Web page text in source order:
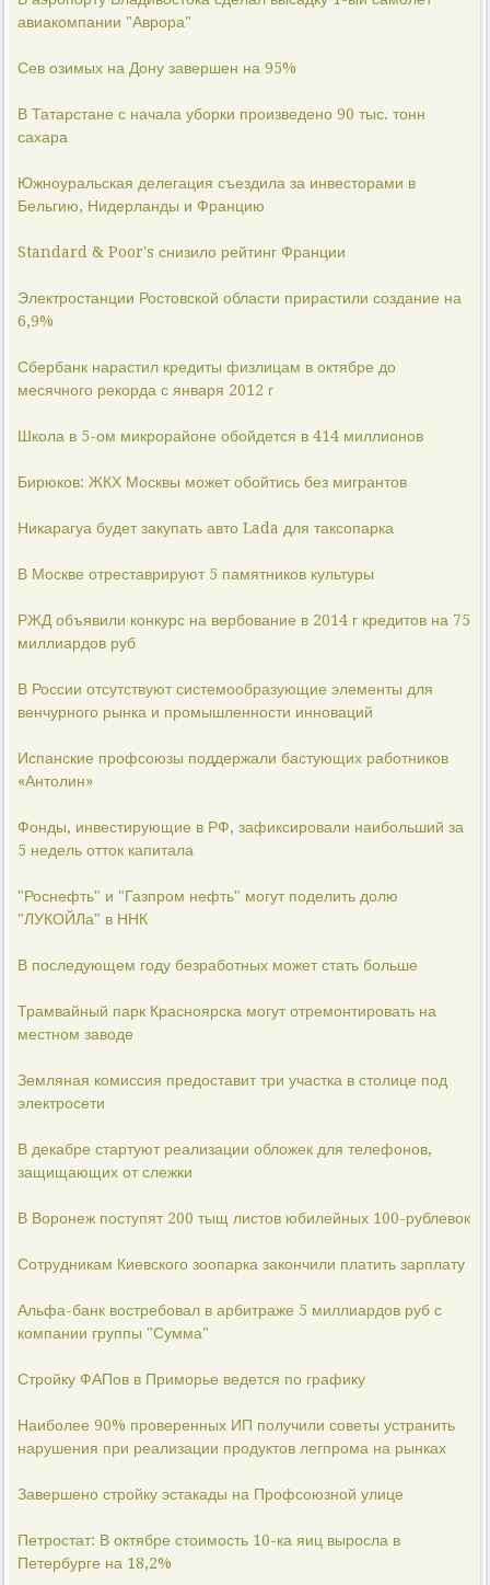
авиакомпании "Аврора"
Сев озимых на Дону завершен на 95%
В Татарстане с начала уборки произведено 90 тыс. тонн
сахара
Южноуральская делегация съездила за инвесторами в
Бельгию, Нидерланды и Францию
Standard & Poor's снизило рейтинг Франции
Электростанции Ростовской области прирастили создание на
6,9%
Сбербанк нарастил кредиты физлицам в октябре до
месячного рекорда с января 2012 г
Школа в 5-ом микрорайоне обойдется в 414 миллионов
Бирюков: ЖКХ Москвы может обойтись без мигрантов
Никарагуа будет закупать авто Lada для таксопарка
В Москве отреставрируют 5 памятников культуры
РЖД объявили конкурс на вербование в 2014 г кредитов на 75
миллиардов руб
В России отсутствуют системообразующие элементы для
венчурного рынка и промышленности инноваций
Испанские профсоюзы поддержали бастующих работников
«Антолин»
Фонды, инвестирующие в РФ, зафиксировали наибольший за
5 недель отток капитала
"Роснефть" и "Газпром нефть" могут поделить долю
"ЛУКОЙЛа" в ННК
В последующем году безработных может стать больше
Трамвайный парк Красноярска могут отремонтировать на
местном заводе
Земляная комиссия предоставит три участка в столице под
электросети
В декабре стартуют реализации обложек для телефонов,
защищающих от слежки
В Воронеж поступят 200 тыщ листов юбилейных 100-рублевок
Сотрудникам Киевского зоопарка закончили платить зарплату
Альфа-банк востребовал в арбитраже 5 миллиардов руб с
компании группы "Сумма"
Стройку ФАПов в Приморье ведется по графику
Наиболее 90% проверенных ИП получили советы устранить
нарушения при реализации продуктов легпрома на рынках
Завершено стройку эстакады на Профсоюзной улице
Петростат: В октябре стоимость 10-ка яиц выросла в
Петербурге на 18,2%